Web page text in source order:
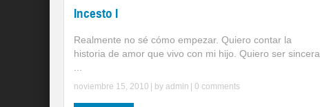
Incesto I
Realmente no sé cómo empezar. Quiero contar la
historia de amor que vivo con mi hijo. Quiero ser sincera.
noviembre 15, 2010 | by admin 0 comments